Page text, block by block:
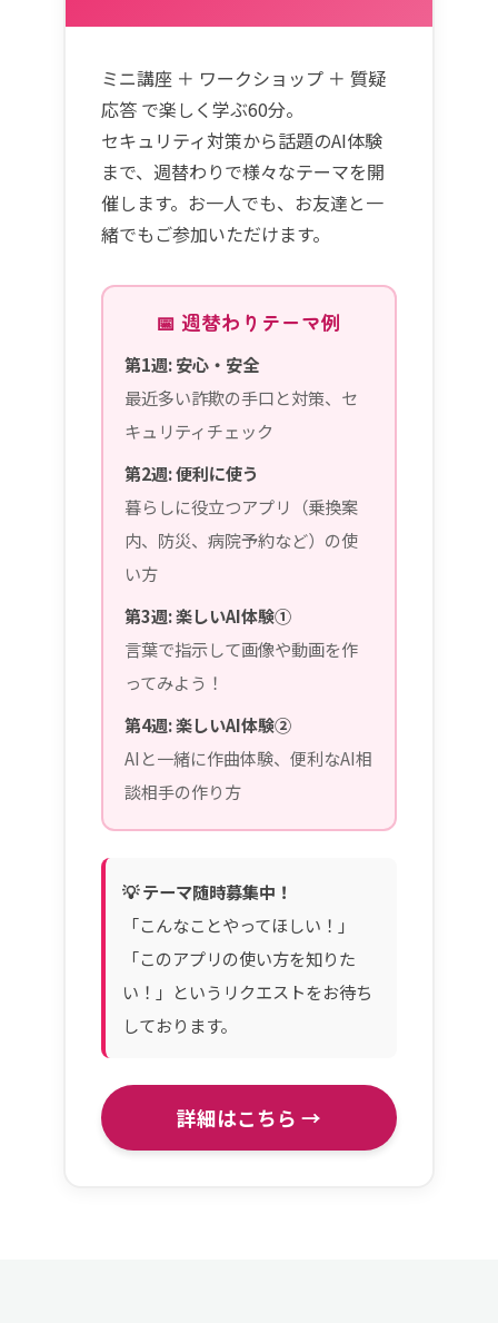
ミニ講座 ＋ ワークショップ ＋ 質疑
応答 で楽しく学ぶ60分。
セキュリティ対策から話題のAI体験
まで、週替わりで様々なテーマを開
催します。お一人でも、お友達と一
緒でもご参加いただけます。
📅 週替わりテーマ例
第1週: 安心・安全
最近多い詐欺の手口と対策、セ
キュリティチェック
第2週: 便利に使う
暮らしに役立つアプリ（乗換案
内、防災、病院予約など）の使
い方
第3週: 楽しいAI体験①
言葉で指示して画像や動画を作
ってみよう！
第4週: 楽しいAI体験②
AIと一緒に作曲体験、便利なAI相
談相手の作り方
💡 テーマ随時募集中！
「こんなことやってほしい！」
「このアプリの使い方を知りた
い！」というリクエストをお待ち
しております。
詳細はこちら →